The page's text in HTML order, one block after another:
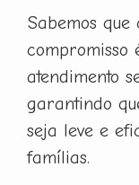
Sabemos
compromisso
atendimento
garantindo
seja leve e
famílias.